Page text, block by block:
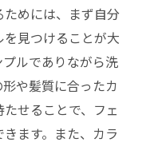
めには、まず自分
見つけることが大
ルでありながら洗
や髪質に合ったカ
せることで、フェ
ます。また、カラ